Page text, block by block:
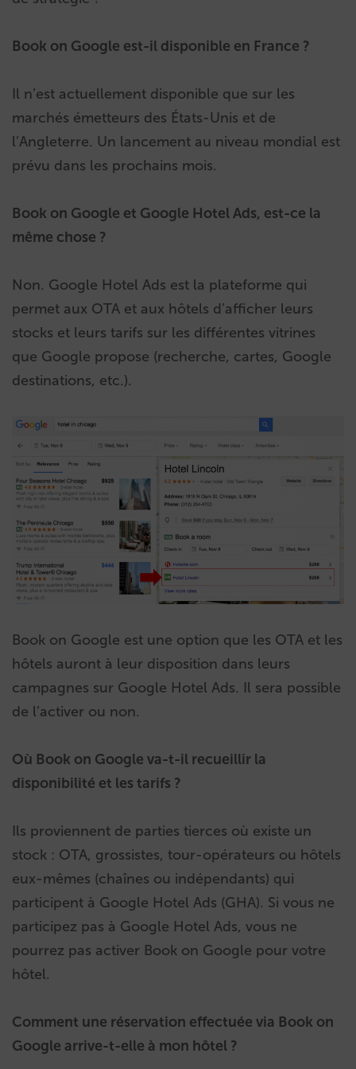
Book on Google est-il disponible en France ?
Il n’est actuellement disponible que sur les
marchés émetteurs des États-Unis et de
l’Angleterre. Un lancement au niveau mondial est
prévu dans les prochains mois.
Book on Google et Google Hotel Ads, est-ce la
même chose ?
Non. Google Hotel Ads est la plateforme qui
permet aux OTA et aux hôtels d’afficher leurs
stocks et leurs tarifs sur les différentes vitrines
que Google propose (recherche, cartes, Google
destinations, etc.).
Book on Google est une option que les OTA et les
hôtels auront à leur disposition dans leurs
campagnes sur Google Hotel Ads. Il sera possible
de l’activer ou non.
Où Book on Google va-t-il recueillir la
disponibilité et les tarifs ?
Ils proviennent de parties tierces où existe un
stock : OTA, grossistes, tour-opérateurs ou hôtels
eux-mêmes (chaînes ou indépendants) qui
participent à Google Hotel Ads (GHA). Si vous ne
participez pas à Google Hotel Ads, vous ne
pourrez pas activer Book on Google pour votre
hôtel.
Comment une réservation effectuée via Book on
Google arrive-t-elle à mon hôtel ?